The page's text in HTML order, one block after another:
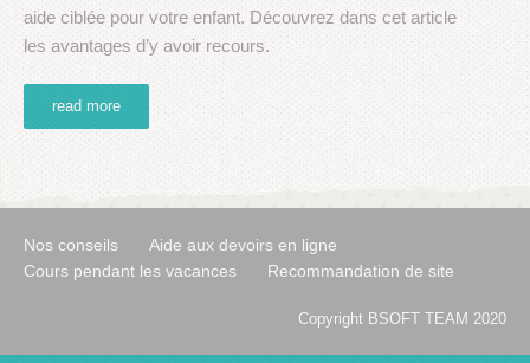
aide ciblée pour votre enfant. Découvrez dans cet article
les avantages d’y avoir recours.
read more
Nos conseils
Aide aux devoirs en ligne
Cours pendant les vacances
Recommandation de site
Copyright BSOFT TEAM 2020